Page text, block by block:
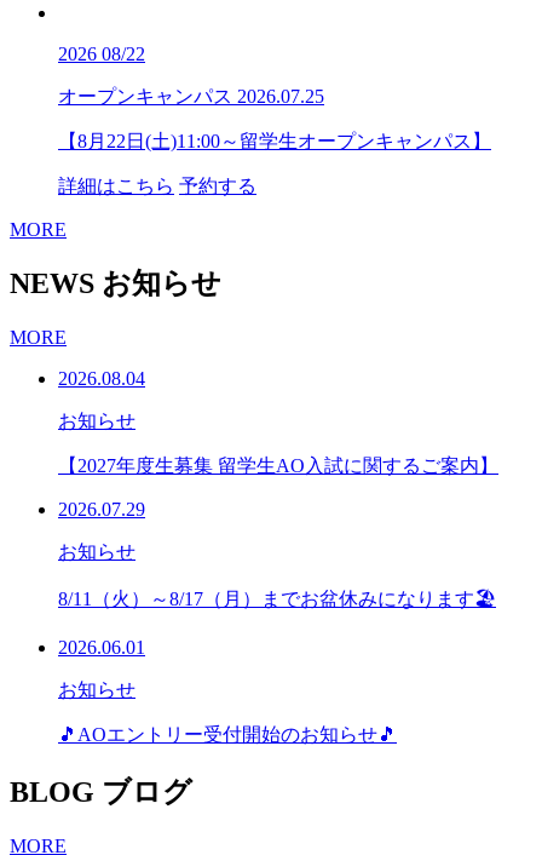
2026 08/22
オープンキャンパス 2026.07.25
【8月22日(土)11:00～留学生オープンキャンパス】
詳細はこちら 予約する
MORE
NEWS お知らせ
MORE
2026.08.04
お知らせ
【2027年度生募集 留学生AO入試に関するご案内】
2026.07.29
お知らせ
8/11（火）～8/17（月）までお盆休みになります🏖
2026.06.01
お知らせ
🎵AOエントリー受付開始のお知らせ🎵
BLOG ブログ
MORE